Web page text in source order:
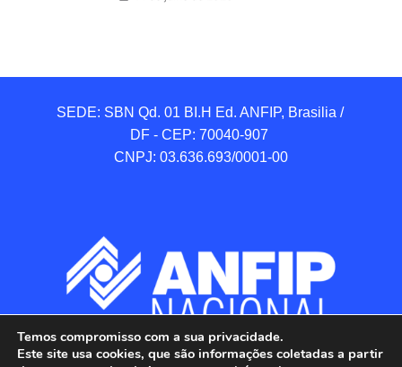
SEDE: SBN Qd. 01 BI.H Ed. ANFIP, Brasilia /
DF - CEP: 70040-907
CNPJ: 03.636.693/0001-00
Temos compromisso com a sua privacidade.
Este site usa cookies, que são informações coletadas a partir